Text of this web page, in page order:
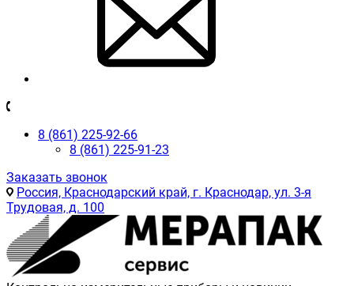
8 (861) 225-92-66
8 (861) 225-91-23
Заказать звонок
Россия, Краснодарский край, г. Краснодар, ул. 3-я
Трудовая, д. 100